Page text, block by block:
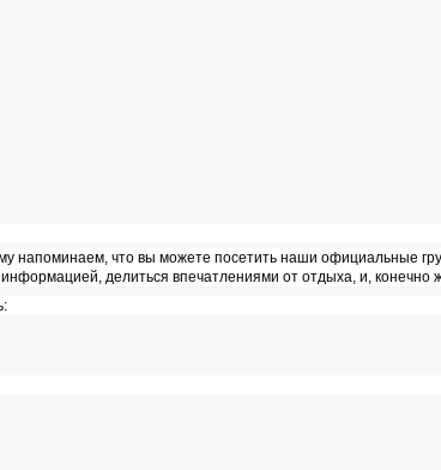
напоминаем, что вы можете посетить наши официальные
делиться впечатлениями от отдыха, и,